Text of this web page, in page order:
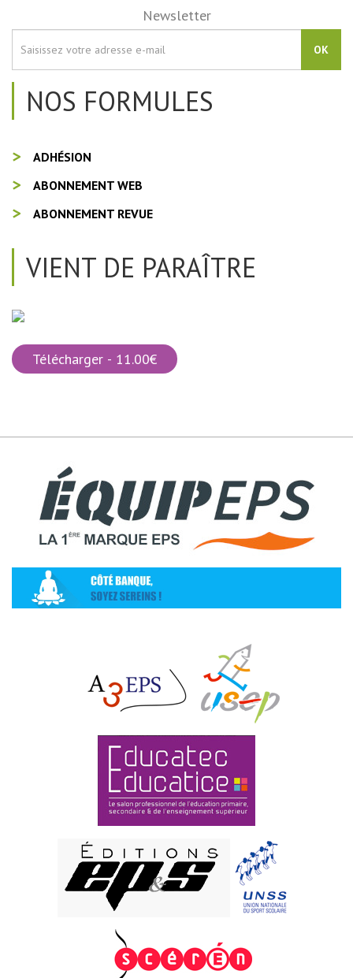
Newsletter
OK
NOS FORMULES
ADHÉSION
ABONNEMENT WEB
ABONNEMENT REVUE
VIENT DE PARAÎTRE
Télécharger - 11.00€